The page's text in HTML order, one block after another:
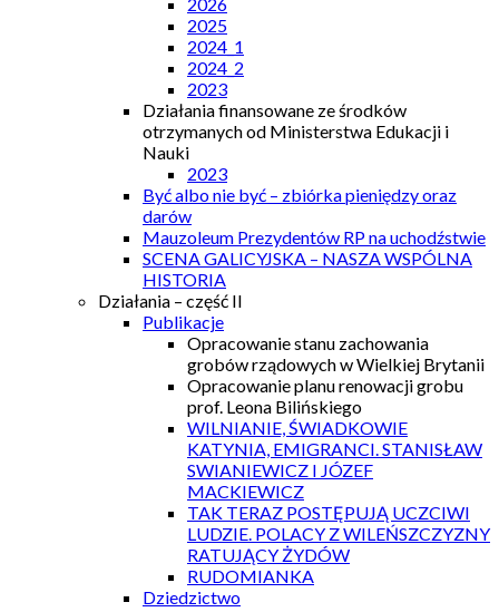
2025
2024_1
2024_2
2023
Działania finansowane ze środków
otrzymanych od Ministerstwa Edukacji i
Nauki
2023
Być albo nie być – zbiórka pieniędzy oraz
darów
Mauzoleum Prezydentów RP na uchodźstwie
SCENA GALICYJSKA – NASZA WSPÓLNA
HISTORIA
Działania – część II
Publikacje
Opracowanie stanu zachowania
grobów rządowych w Wielkiej Brytanii
Opracowanie planu renowacji grobu
prof. Leona Bilińskiego
WILNIANIE, ŚWIADKOWIE
KATYNIA, EMIGRANCI. STANISŁAW
SWIANIEWICZ I JÓZEF
MACKIEWICZ
TAK TERAZ POSTĘPUJĄ UCZCIWI
LUDZIE. POLACY Z WILEŃSZCZYZNY
RATUJĄCY ŻYDÓW
RUDOMIANKA
Dziedzictwo